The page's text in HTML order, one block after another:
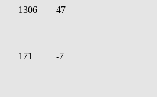
1306 47
171 -7